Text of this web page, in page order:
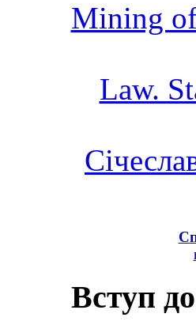
Mining
Law.
Вступ